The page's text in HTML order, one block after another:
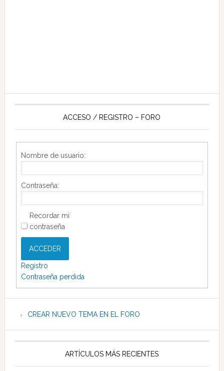
ACCESO / REGISTRO – FORO
Nombre de usuario:
Contraseña:
Recordar mi
contraseña
ACCEDER
Registro
Contraseña perdida
CREAR NUEVO TEMA EN EL FORO
ARTÍCULOS MÁS RECIENTES